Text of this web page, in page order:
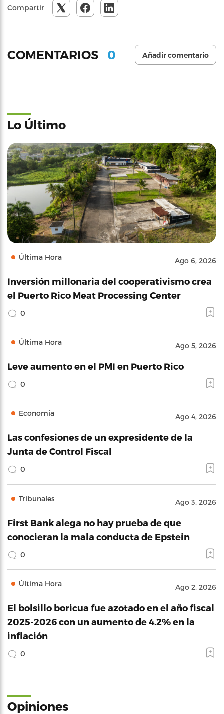
Compartir
COMENTARIOS 0 Añadir comentario
Lo Último
Última Hora Ago 6, 2026
Inversión millonaria del cooperativismo crea
el Puerto Rico Meat Processing Center
0
Última Hora Ago 5, 2026
Leve aumento en el PMI en Puerto Rico
0
Economía Ago 4, 2026
Las confesiones de un expresidente de la
Junta de Control Fiscal
0
Tribunales Ago 3, 2026
First Bank alega no hay prueba de que
conocieran la mala conducta de Epstein
0
Última Hora Ago 2, 2026
El bolsillo boricua fue azotado en el año fiscal
2025-2026 con un aumento de 4.2% en la
inflación
0
Opiniones